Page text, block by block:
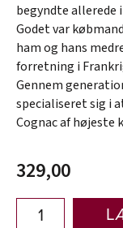
begyndte allerede
Godet var
ham og hans
forretning i
Gennem
specialiseret sig i
Cognac af højeste
329,00